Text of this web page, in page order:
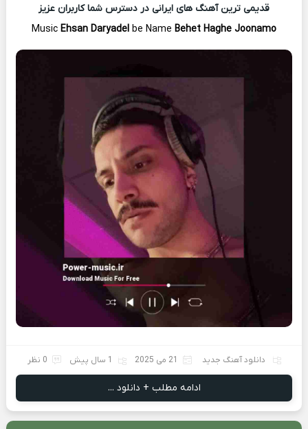
قدیمی ترین آهنگ های ایرانی در دسترس شما کاربران عزیز
Music Ehsan Daryadel be Name Behet Haghe Joonamo
دانلود آهنگ جدید 21 می 2025 1 سال پیش 0 نظر
ادامه مطلب + دانلود ...